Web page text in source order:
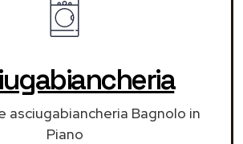
asciugabiancheria Bagnolo in
Piano